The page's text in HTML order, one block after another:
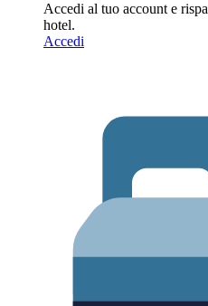
Accedi al tuo account e
hotel.
Accedi